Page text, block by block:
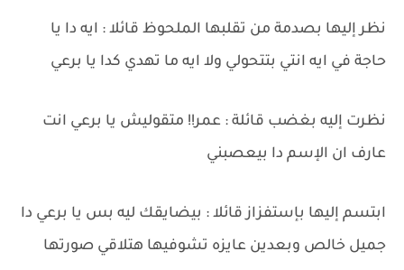
نظر إليها بصدمة من تقلبها الملحوظ قائلا : ايه دا يا
حاجة في ايه انتي بتتحولي ولا ايه ما تهدي كدا يا برعي
نظرت إليه بغضب قائلة : عمر!! متقوليش يا برعي انت
عارف ان الإسم دا بيعصبني
ابتسم إليها بإستفزاز قائلا : بيضايقك ليه بس يا برعي دا
جميل خالص وبعدين عايزه تشوفيها هتلاقي صورتها